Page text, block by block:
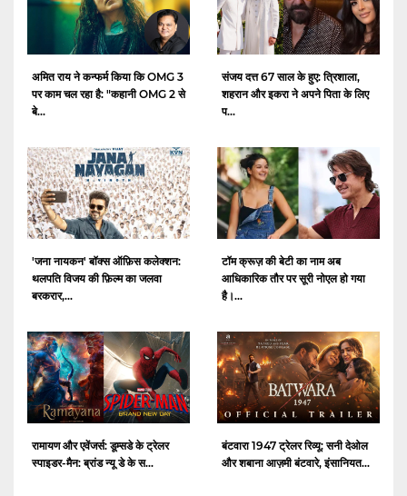
अमित राय ने कन्फर्म किया कि OMG 3
पर काम चल रहा है: "कहानी OMG 2 से
बे...
संजय दत्त 67 साल के हुए: त्रिशाला,
शहरान और इकरा ने अपने पिता के लिए
प...
'जना नायकन' बॉक्स ऑफ़िस कलेक्शन:
थलपति विजय की फ़िल्म का जलवा
बरकरार,...
टॉम क्रूज़ की बेटी का नाम अब
आधिकारिक तौर पर सूरी नोएल हो गया
है।...
रामायण और एवेंजर्स: डूम्सडे के ट्रेलर
स्पाइडर-मैन: ब्रांड न्यू डे के स...
बंटवारा 1947 ट्रेलर रिव्यू: सनी देओल
और शबाना आज़मी बंटवारे, इंसानियत...